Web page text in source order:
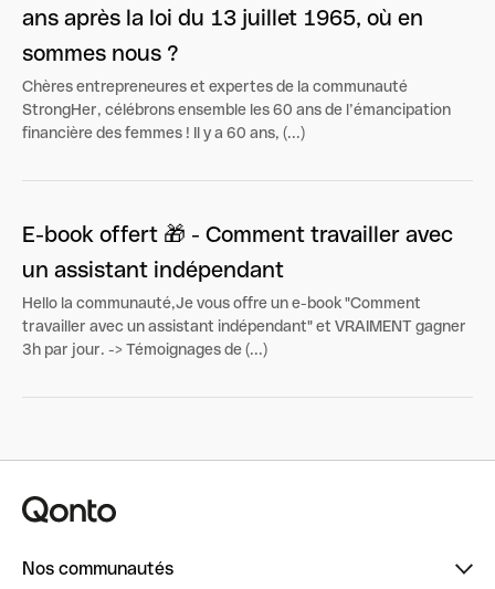
ans après la loi du 13 juillet 1965, où en
sommes nous ?
Chères entrepreneures et expertes de la communauté
StrongHer, célébrons ensemble les 60 ans de l’émancipation
financière des femmes ! Il y a 60 ans, (...)
E-book offert 🎁 - Comment travailler avec
un assistant indépendant
Hello la communauté,Je vous offre un e-book "Comment
travailler avec un assistant indépendant" et VRAIMENT gagner
3h par jour. -> Témoignages de (...)
Nos communautés